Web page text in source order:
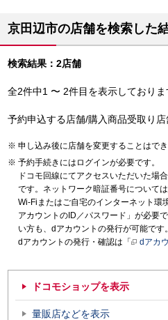
京田辺市の店舗を検索した
検索結果：2店舗
全2件中1 〜 2件目を表示しており
予約申込する店舗/購入商品受取り店
申し込み後に店舗を変更することはでき
予約手続きにはログインが必要です。
ドコモ回線にてアクセスいただいた場
です。ネットワーク暗証番号については
Wi-Fiまたはご自宅のインターネット環
アカウントのID／パスワード」が必要
い方も、dアカウントの発行が可能です。
dアカウントの発行・確認は「
dアカ
ドコモショップを表示
量販店などを表示